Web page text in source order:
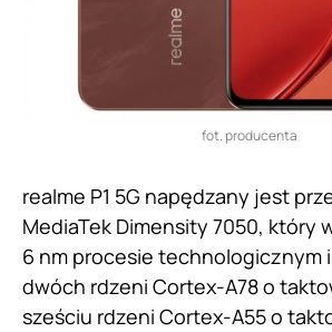
fot. producenta
realme P1 5G napędzany jest
MediaTek Dimensity 7050, który
6 nm procesie technologicznym i
dwóch rdzeni Cortex-A78 o
sześciu rdzeni Cortex-A55 o